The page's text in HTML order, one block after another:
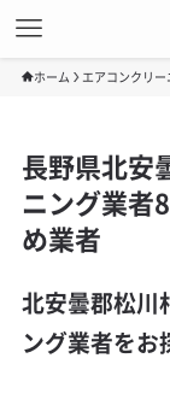
ホーム エアコンクリ
長野県北安
ニング業者
め業者
北安曇郡松川
ング業者をお